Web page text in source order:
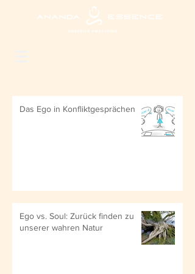
Das Ego in Konfliktgesprächen
Ego vs. Soul: Zurück finden zu
unserer wahren Natur